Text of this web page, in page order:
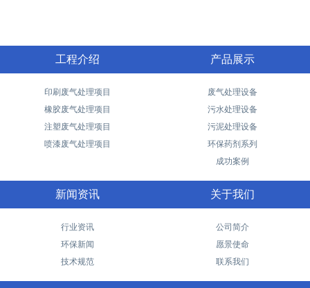
工程介绍
印刷废气处理项目
橡胶废气处理项目
注塑废气处理项目
喷漆废气处理项目
产品展示
废气处理设备
污水处理设备
污泥处理设备
环保药剂系列
成功案例
新闻资讯
行业资讯
环保新闻
技术规范
关于我们
公司简介
愿景使命
联系我们